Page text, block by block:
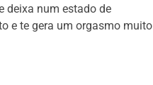
deixa num estado de
e te gera um orgasmo muito